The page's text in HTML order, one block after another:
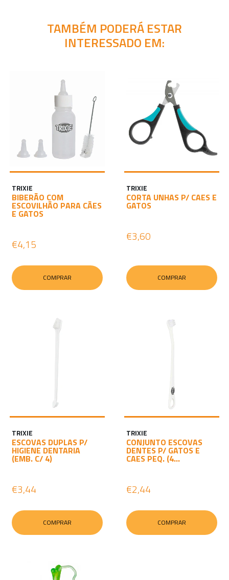
TAMBÉM PODERÁ ESTAR
INTERESSADO EM:
TRIXIE
BIBERÃO COM
ESCOVILHÃO PARA CÃES
E GATOS
€4,15
COMPRAR
TRIXIE
CORTA UNHAS P/ CAES E
GATOS
€3,60
COMPRAR
TRIXIE
ESCOVAS DUPLAS P/
HIGIENE DENTARIA
(EMB. C/ 4)
€3,44
COMPRAR
TRIXIE
CONJUNTO ESCOVAS
DENTES P/ GATOS E
CAES PEQ. (4...
€2,44
COMPRAR